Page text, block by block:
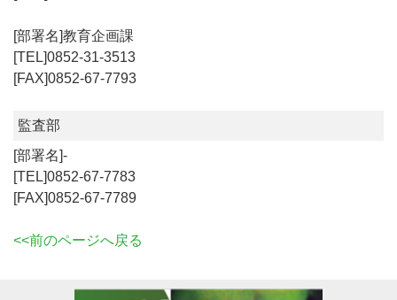
教育企画課
0852-31-3513
0852-67-7793
監査部
-
0852-67-7783
0852-67-7789
<<前のページへ戻る